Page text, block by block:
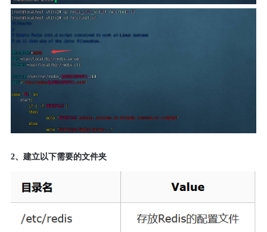
2、建立以下需要的文件夹